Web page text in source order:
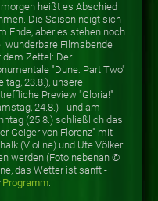
heißt es Abschied
Die Saison neigt sich
Ende, aber es stehen noch
wunderbare Filmabende
dem Zettel: Der
"Dune: Part Two"
23.8.), unsere
Preview "Gloria!"
24.8.) - und am
(25.8.) schließlich das
Geiger von Florenz" mit
(Violine) und Ute Völker
werden (Foto nebenan ©
das Wetter ist sanft -
Programm.